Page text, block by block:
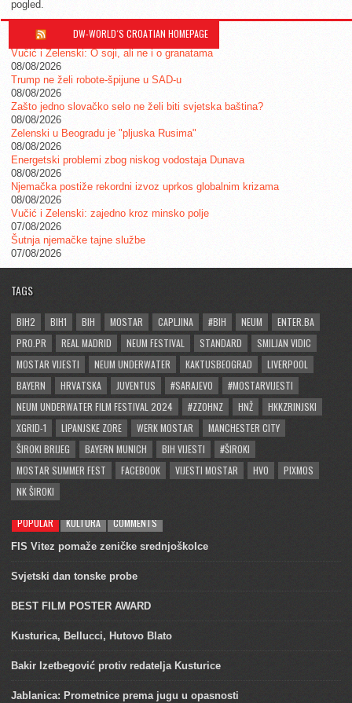
pogled.
DW-WORLD´S CROATIAN HOMEPAGE
Vučić i Zelenski: O soji, ali ne i o granatama
08/08/2026
Trump ne želi robote-špijune u SAD-u
08/08/2026
Zašto jedno slovačko selo ne želi biti svjetska baština?
08/08/2026
Zelenski u Beogradu je "pljuska Rusima"
08/08/2026
Energetski problemi zbog niskog vodostaja Dunava
08/08/2026
Njemačka postiže rekordni izvoz uprkos globalnim krizama
08/08/2026
Vučić i Zelenski: zajedno kroz minsko polje
07/08/2026
Šutnja njemačke tajne službe
07/08/2026
TAGS
BIH2 BIH1 BIH MOSTAR CAPLJINA #BIH NEUM
ENTER.BA
PRO.PR
REAL MADRID NEUM FESTIVAL STANDARD
SMILJAN VIDIC
MOSTAR VIJESTI
NEUM UNDERWATER KAKTUSBEOGRAD
LIVERPOOL
BAYERN
HRVATSKA JUVENTUS #SARAJEVO
#MOSTARVIJESTI
NEUM UNDERWATER FILM FESTIVAL 2024
#ZZOHNZ HNŽ
HKKZRINJSKI
XGRID-1
LIPANJSKE ZORE WERK MOSTAR
MANCHESTER CITY
ŠIROKI BRIJEG
BAYERN MUNICH BIH VIJESTI
#ŠIROKI
MOSTAR SUMMER FEST
FACEBOOK VIJESTI MOSTAR HVO
PIXMOS
NK ŠIROKI
POPULAR KULTURA COMMENTS
FIS Vitez pomaže zeničke srednjoškolce
Svjetski dan tonske probe
BEST FILM POSTER AWARD
Kusturica, Bellucci, Hutovo Blato
Bakir Izetbegović protiv redatelja Kusturice
Jablanica: Prometnice prema jugu u opasnosti